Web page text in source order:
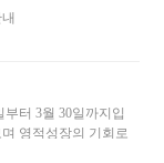
부터 3월 30일까지입
영적성장의 기회로